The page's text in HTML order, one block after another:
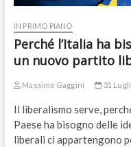
IN PRIMO PIANO
Perché l’Italia ha
un nuovo partito
Massimo Gaggini 31
Il liberalismo serve,
Paese ha bisogno delle
liberali ci appartengono